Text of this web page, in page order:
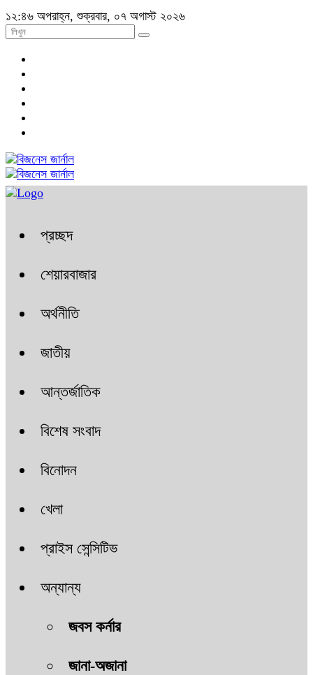
১২:৪৬ অপরাহ্ন, শুক্রবার, ০৭ অগাস্ট ২০২৬
প্রচ্ছদ
শেয়ারবাজার
অর্থনীতি
জাতীয়
আন্তর্জাতিক
বিশেষ সংবাদ
বিনোদন
খেলা
প্রাইস সেন্সিটিভ
অন্যান্য
জবস কর্নার
জানা-অজানা